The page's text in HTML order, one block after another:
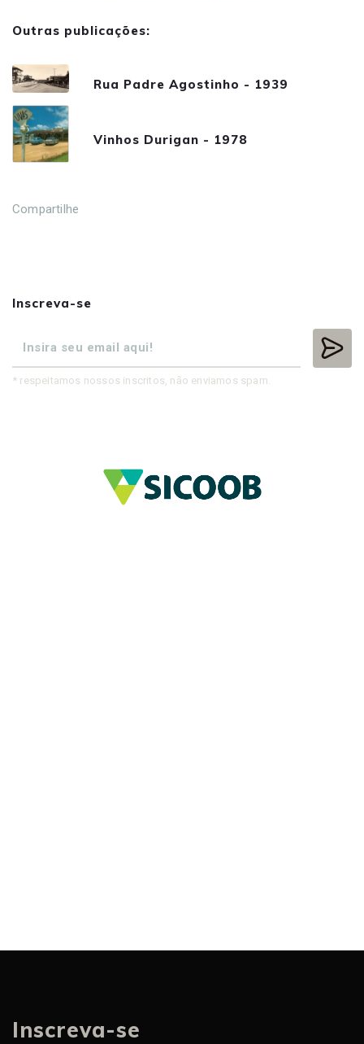
Outras publicações:
Rua Padre Agostinho - 1939
Vinhos Durigan - 1978
Compartilhe
Inscreva-se
* respeitamos nossos inscritos, não enviamos spam.
Inscreva-se